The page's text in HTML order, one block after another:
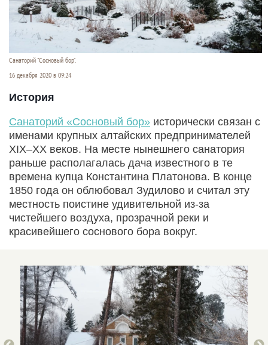
Санаторий "Сосновый бор".
16 декабря 2020 в 09:24
История
Санаторий «Сосновый бор» исторически связан с
именами крупных алтайских предпринимателей
XIX–XX веков. На месте нынешнего санатория
раньше располагалась дача известного в те
времена купца Константина Платонова. В конце
1850 года он облюбовал Зудилово и считал эту
местность поистине удивительной из-за
чистейшего воздуха, прозрачной реки и
красивейшего соснового бора вокруг.